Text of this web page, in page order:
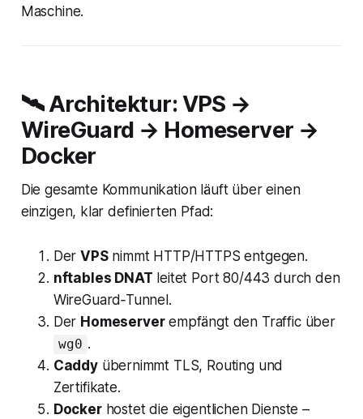
Maschine.
🛰️ Architektur: VPS →
WireGuard → Homeserver →
Docker
Die gesamte Kommunikation läuft über einen
einzigen, klar definierten Pfad:
DerVPSnimmt HTTP/HTTPS entgegen.
nftables DNAT leitet Port 80/443 durch den
WireGuard‑Tunnel.
Der Homeserverempfängt den Traffic über
wg0 .
Caddyübernimmt TLS, Routing und
Zertifikate.
Dockerhostet die eigentlichen Dienste –